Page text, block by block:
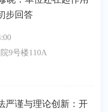
步回答
9号楼110A
严谨与理论创新：开